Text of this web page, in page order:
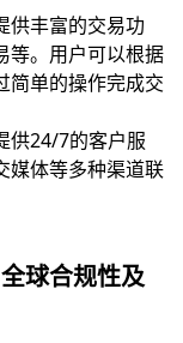
供丰富的交易功
等。用户可以根据
简单的操作完成交
供24/7的客户服
媒体等多种渠道联
球合规性及